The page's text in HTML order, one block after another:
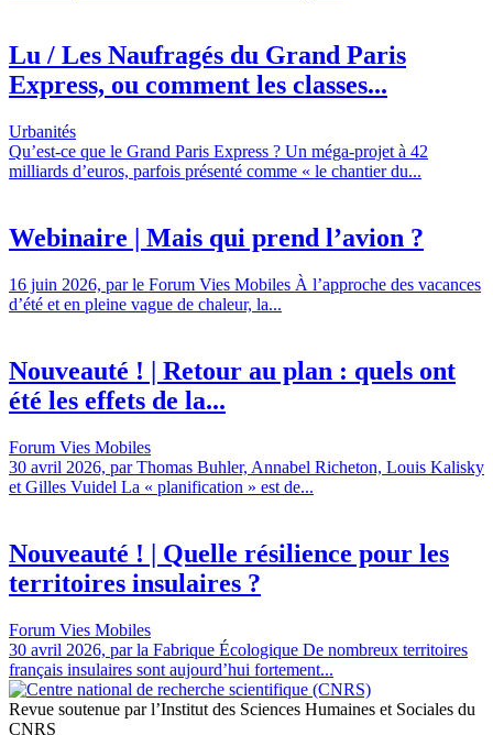
Lu / Les Naufragés du Grand Paris
Express, ou comment les classes...
Urbanités
Qu’est-ce que le Grand Paris Express ? Un méga-projet à 42
milliards d’euros, parfois présenté comme « le chantier du...
Webinaire | Mais qui prend l’avion ?
16 juin 2026, par le Forum Vies Mobiles À l’approche des vacances
d’été et en pleine vague de chaleur, la...
Nouveauté ! | Retour au plan : quels ont
été les effets de la...
Forum Vies Mobiles
30 avril 2026, par Thomas Buhler, Annabel Richeton, Louis Kalisky
et Gilles Vuidel La « planification » est de...
Nouveauté ! | Quelle résilience pour les
territoires insulaires ?
Forum Vies Mobiles
30 avril 2026, par la Fabrique Écologique De nombreux territoires
français insulaires sont aujourd’hui fortement...
Revue soutenue par l’Institut des Sciences Humaines et Sociales du
CNRS